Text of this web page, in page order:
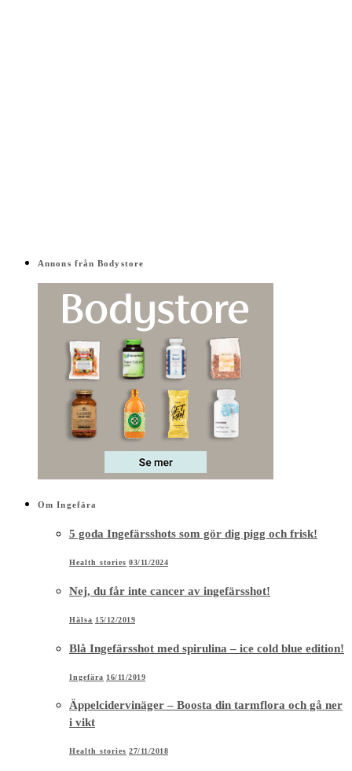
Annons från Bodystore
Om Ingefära
5 goda Ingefärsshots som gör dig pigg och frisk!
Health stories 03/11/2024
Nej, du får inte cancer av ingefärsshot!
Hälsa 15/12/2019
Blå Ingefärsshot med spirulina – ice cold blue edition!
Ingefära 16/11/2019
Äppelcidervinäger – Boosta din tarmflora och gå ner
i vikt
Health stories 27/11/2018